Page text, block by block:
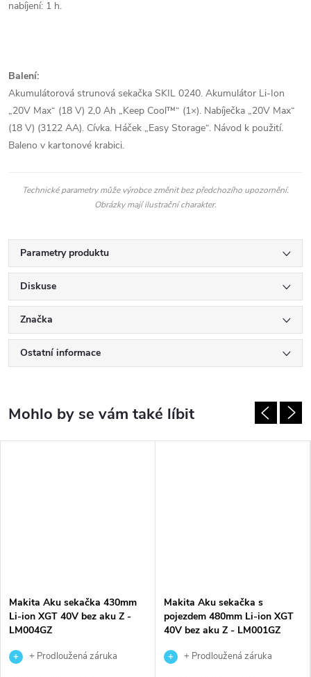
nabíjení: 1 h.
Balení:
Akumulátorová strunová sekačka SKIL 0240. Akumulátor Li-Ion
„20V Max“ (18 V) 2,0 Ah „Keep Cool™“ (1×). Nabíječka „20V Max“
(18 V) (3122 AA). Cívka. Háček „Easy Storage“. Návod k použití.
Baleno v kartonové krabici.
Technické parametry může výrobce změnit bez předchozího upozornění.
Obrázky mají ilustrační charakter.
Parametry produktu
Diskuse
Značka
Ostatní informace
Makita Aku sekačka 430mm
Li-ion XGT 40V bez aku Z -
LM004GZ
+ Prodloužená záruka
Makita Aku sekačka s
pojezdem 480mm Li-ion XGT
40V bez aku Z - LM001GZ
+ Prodloužená záruka